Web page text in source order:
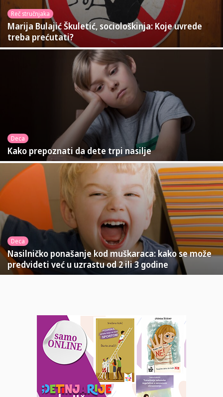
Reč stručnjaka
Marija Bulajić Škuletić, sociološkinja: Koje uvrede
treba prećutati?
Deca
Kako prepoznati da dete trpi nasilje
Deca
Nasilničko ponašanje kod muškaraca: kako se može
predvideti već u uzrastu od 2 ili 3 godine